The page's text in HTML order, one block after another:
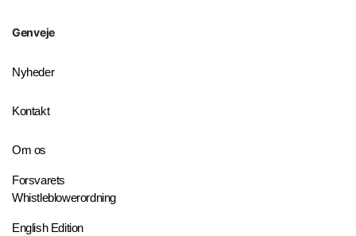
Genveje
Nyheder
Kontakt
Om os
Forsvarets
Whistleblowerordning
English Edition